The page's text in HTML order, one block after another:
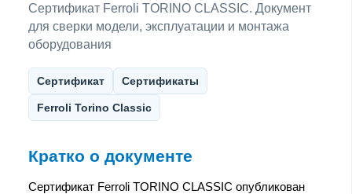
Сертификат Ferroli TORINO CLASSIC. Документ
для сверки модели, эксплуатации и монтажа
оборудования
Сертификат Сертификаты
Ferroli Torino Classic
Кратко о документе
Сертификат Ferroli TORINO CLASSIC опубликован